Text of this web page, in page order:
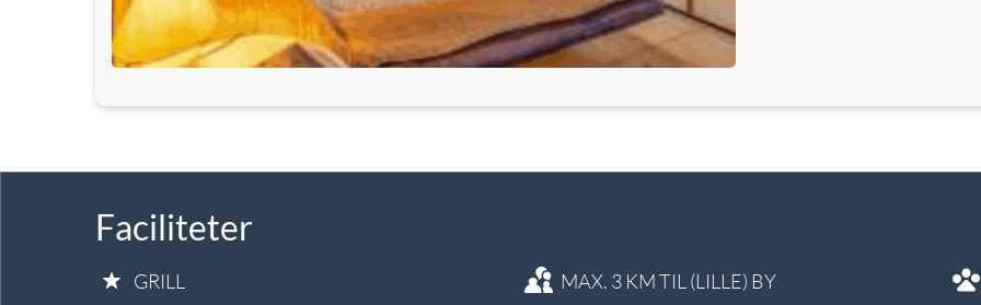
Faciliteter
GRILL MAX. 3 KM TIL (LILLE) BY